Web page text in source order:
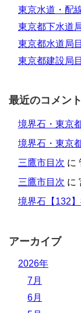
東京水道・配
東京都下水道
東京都水道局
東京都建設局
最近のコメント
境界石・東京
境界石・東京
三鷹市目次 に
三鷹市目次 に
境界石【132
アーカイブ
2026年
7月
6月